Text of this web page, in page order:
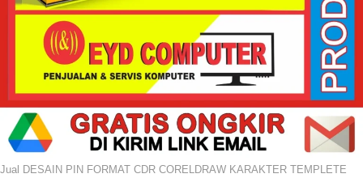
Jual DESAIN PIN FORMAT CDR CORELDRAW KARAKTER TEMPLETE